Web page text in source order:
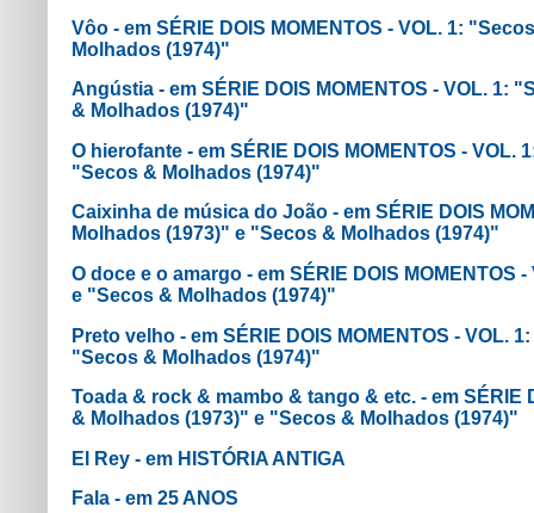
Vôo - em SÉRIE DOIS MOMENTOS - VOL. 1:
Molhados (1974)"
Angústia - em SÉRIE DOIS MOMENTOS - VOL. 1:
& Molhados (1974)"
O hierofante - em SÉRIE DOIS MOMENTOS -
"Secos & Molhados (1974)"
Caixinha de música do João - em SÉRIE DOIS
Molhados (1973)" e "Secos & Molhados (1974)"
O doce e o amargo - em SÉRIE DOIS MOMENTOS
e "Secos & Molhados (1974)"
Preto velho - em SÉRIE DOIS MOMENTOS - VOL.
"Secos & Molhados (1974)"
Toada & rock & mambo & tango & etc. - em SÉRIE
& Molhados (1973)" e "Secos & Molhados (1974)"
El Rey - em HISTÓRIA ANTIGA
Fala - em 25 ANOS